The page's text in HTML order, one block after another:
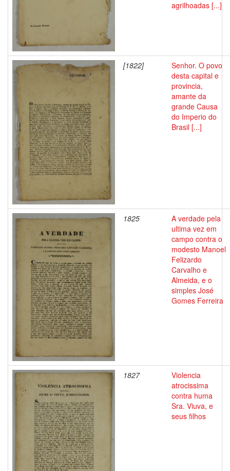
agrilhoadas [...]
[1822]
Senhor. O povo
desta capital e
provincia,
amante da
grande Causa
do Imperio do
Brasil [...]
1825
A verdade pela
ultima vez em
campo contra o
modesto Manoel
Felizardo
Carvalho e
Almeida, e o
simples José
Gomes Ferreira
1827
Violencia
atrocissima
contra huma
Sra. Viuva, e
seus filhos